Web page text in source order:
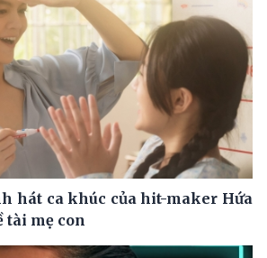
hát ca khúc của hit-maker Hứa
tài mẹ con